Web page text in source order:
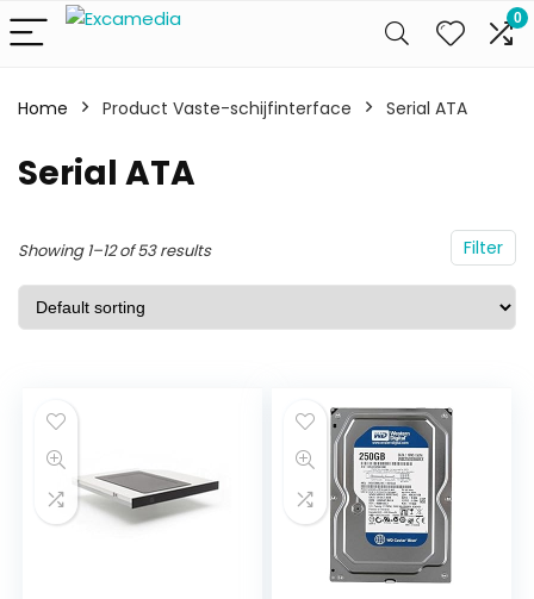
0
Home Product Vaste-schijfinterface Serial ATA
Serial ATA
Filter
Showing 1–12 of 53 results